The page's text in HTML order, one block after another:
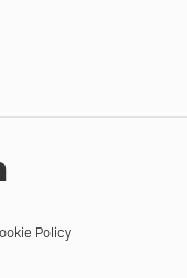
Policy